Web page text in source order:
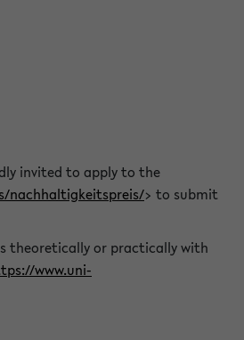
invited to apply to the
nachhaltigkeitspreis/> to submit
theoretically or practically with
www.uni-